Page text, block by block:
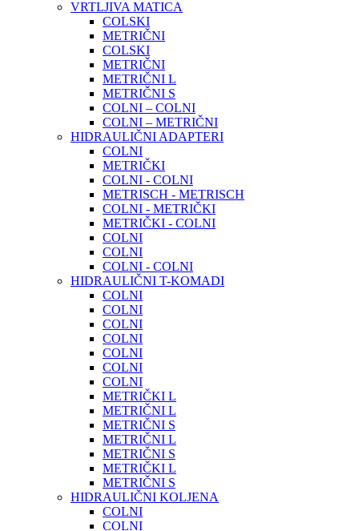
VRTLJIVA MATICA
COLSKI
METRIČNI
COLSKI
METRIČNI
METRIČNI L
METRIČNI S
COLNI – COLNI
COLNI – METRIČNI
HIDRAULIČNI ADAPTERI
COLNI
METRIČKI
COLNI - COLNI
METRISCH - METRISCH
COLNI - METRIČKI
METRIČKI - COLNI
COLNI
COLNI
COLNI - COLNI
HIDRAULIČNI T-KOMADI
COLNI
COLNI
COLNI
COLNI
COLNI
COLNI
COLNI
METRIČKI L
METRIČNI L
METRIČNI S
METRIČNI L
METRIČNI S
METRIČKI L
METRIČNI S
HIDRAULIČNI KOLJENA
COLNI
COLNI